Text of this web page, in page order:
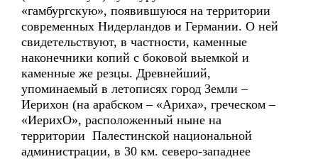
«гамбургскую», появившуюся на территории
современных Нидерландов и Германии. О ней
свидетельствуют, в частности, каменные
наконечники копий с боковой выемкой и
каменные же резцы. Древнейший,
упоминаемый в летописях город Земли –
Иерихон (на арабском – «Ариха», греческом –
«ИерихО», расположенный ныне на
территории Палестинской национальной
администрации, в 30 км. северо-западнее